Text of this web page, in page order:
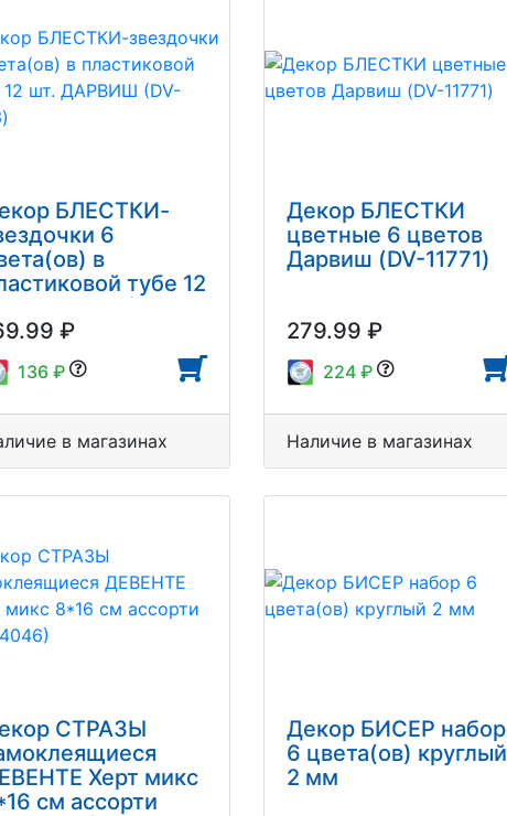
БЛЕСТКИ-
6
в
тубе 12
₽
136 ₽
в магазинах
Декор БЛЕСТКИ
цветные 6 цветов
Дарвиш (DV-11771)
279.99 ₽
224 ₽
Наличие в магазинах
СТРАЗЫ
Херт микс
см ассорти
Декор БИСЕР набор
6 цвета(ов) круглый
2 мм